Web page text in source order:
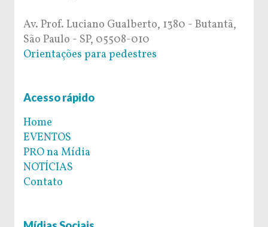
Av. Prof. Luciano Gualberto, 1380 - Butantã,
São Paulo - SP, 05508-010
Orientações para pedestres
Acesso rápido
Home
EVENTOS
PRO na Mídia
NOTÍCIAS
Contato